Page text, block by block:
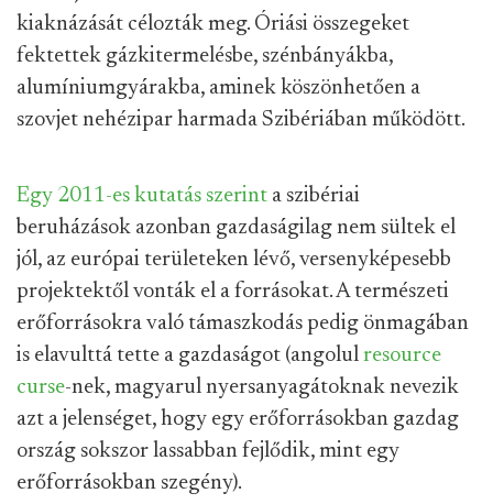
kiaknázását célozták meg. Óriási összegeket
fektettek gázkitermelésbe, szénbányákba,
alumíniumgyárakba, aminek köszönhetően a
szovjet nehézipar harmada Szibériában működött.
Egy 2011-es kutatás szerint a szibériai
beruházások azonban gazdaságilag nem sültek el
jól, az európai területeken lévő, versenyképesebb
projektektől vonták el a forrásokat. A természeti
erőforrásokra való támaszkodás pedig önmagában
is elavulttá tette a gazdaságot (angolul resource
curse-nek, magyarul nyersanyagátoknak nevezik
azt a jelenséget, hogy egy erőforrásokban gazdag
ország sokszor lassabban fejlődik, mint egy
erőforrásokban szegény).